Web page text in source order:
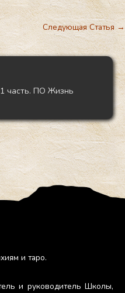
Следующая Статья→
часть. ПО Жизнь
и та­ро.
и ру­ково­дитель Шко­лы,